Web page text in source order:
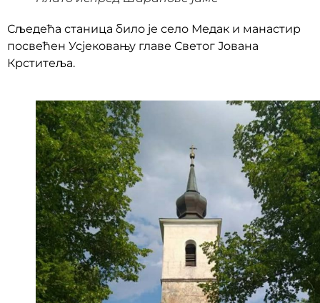
Сљедећа станица било је село Медак и манастир
посвећен Усјековању главе Светог Јована
Крститеља.